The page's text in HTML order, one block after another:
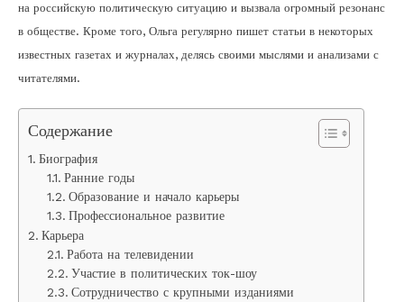
на российскую политическую ситуацию и вызвала огромный резонанс
в обществе. Кроме того, Ольга регулярно пишет статьи в некоторых
известных газетах и журналах, делясь своими мыслями и анализами с
читателями.
Содержание
Биография
Ранние годы
Образование и начало карьеры
Профессиональное развитие
Карьера
Работа на телевидении
Участие в политических ток-шоу
Сотрудничество с крупными изданиями